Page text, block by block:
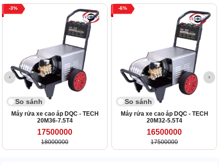
3
So sánh
Máy rửa xe cao áp DQC - TECH
20M36-7.5T4
17500000
18000000
6
So sánh
Máy rửa xe cao áp DQC - TECH
20M32-5.5T4
16500000
17500000